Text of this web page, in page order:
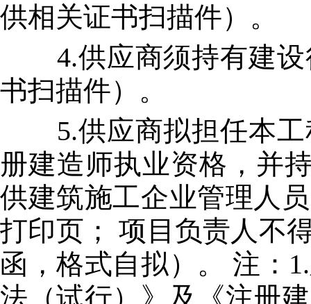
供相关证书扫描件）。
4.供应商须持有建设
书扫描件）。
5.供应商拟担任本工
册建造师执业资格，并
供建筑施工企业管理人
打印页； 项目负责人不
函，格式自拟）。 注：
法（试行）》及《注册